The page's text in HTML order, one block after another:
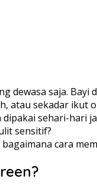
dewasa saja.
atau sekadar
sehari-
sensitif?
cara